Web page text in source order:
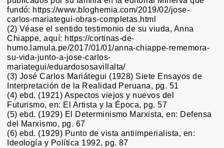
fundó: https://www.bloghemia.com/2019/02/jose-
carlos-mariategui-obras-completas.html
(2) Véase el sentido testimonio de su viuda, Anna
Chiappe, aquí: https://cortinas-de-
humo.lamula.pe/2017/01/01/anna-chiappe-rememora-
su-vida-junto-a-jose-carlos-
mariategui/eduardososavillalta/
(3) José Carlos Mariátegui (1928) Siete Ensayos de
Interpretación de la Realidad Peruana, pg. 51
(4) ebd. (1921) Aspectos viejos y nuevos del
Futurismo, en: El Artista y la Época, pg. 57
(5) ebd. (1929) El Determinismo Marxista, en: Defensa
del Marxismo, pg. 67
(6) ebd. (1929) Punto de vista antiimperialista, en:
Ideología y Política 1992, pg. 87